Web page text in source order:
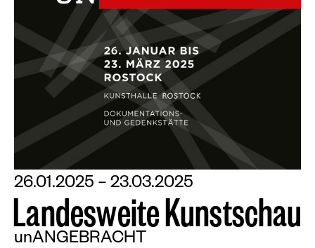
26.01.2025 – 23.03.2025
LandesweiteKunstschau
unANGEBRACHT